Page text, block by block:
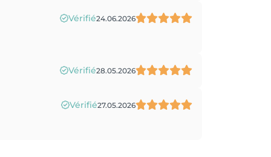
Vérifié24.06.2026
Vérifié28.05.2026
Vérifié27.05.2026